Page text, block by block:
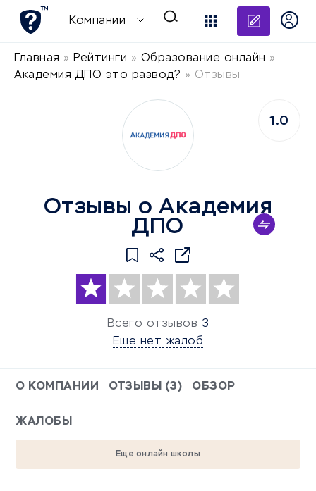
Компании
Главная » Рейтинги » Образование онлайн »
Академия ДПО это развод? » Отзывы
Отзывы о Академия
ДПО
Всего отзывов 3
Еще нет жалоб
1.0
О КОМПАНИИ ОТЗЫВЫ (3) ОБЗОР
ЖАЛОБЫ
Еще онлайн школы